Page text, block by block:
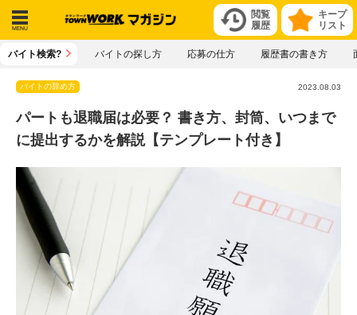
キープ
リスト
閲覧
履歴
メニ
バイト検索? バイトの探し方 応募の仕方 履歴書の書き方
バイトの辞め方 2023.08.03
パートも退職届は必要？ 書き方、封筒、いつまで
に提出するかを解説【テンプレート付き】